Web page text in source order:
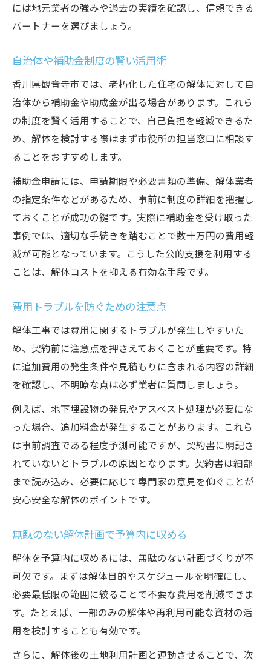
には地元業者の強みや過去の実績を確認し、信頼できる
パートナーを選びましょう。
自治体や補助金制度の賢い活用術
香川県観音寺市では、老朽化した住宅の解体に対して自
治体から補助金や助成金が出る場合があります。これら
の制度を賢く活用することで、自己負担を軽減できるた
め、解体を検討する際はまず市役所の担当窓口に相談す
ることをおすすめします。
補助金申請には、申請期限や必要書類の準備、解体業者
の指定条件などがあるため、事前に制度の詳細を把握し
ておくことが成功の鍵です。実際に補助金を受け取った
事例では、適切な手続きを踏むことで数十万円の費用軽
減が可能となっています。こうした公的支援を利用する
ことは、解体コストを抑える有効な手段です。
費用トラブルを防ぐための注意点
解体工事では費用に関するトラブルが発生しやすいた
め、契約前に注意点を押さえておくことが重要です。特
に追加費用の発生条件や見積もりに含まれる内容の詳細
を確認し、不明瞭な点は必ず業者に質問しましょう。
例えば、地下埋設物の発見やアスベスト処理が必要にな
った場合、追加料金が発生することがあります。これら
は事前調査である程度予測可能ですが、契約書に明記さ
れていないとトラブルの原因となります。契約書は細部
まで読み込み、必要に応じて専門家の意見を仰ぐことが
安心安全な解体のポイントです。
無駄のない解体計画で予算内に収める
解体を予算内に収めるには、無駄のない計画づくりが不
可欠です。まずは解体目的やスケジュールを明確にし、
必要最低限の範囲に絞ることで不要な費用を削減できま
す。たとえば、一部のみの解体や再利用可能な資材の活
用を検討することも有効です。
さらに、解体後の土地利用計画と連動させることで、次